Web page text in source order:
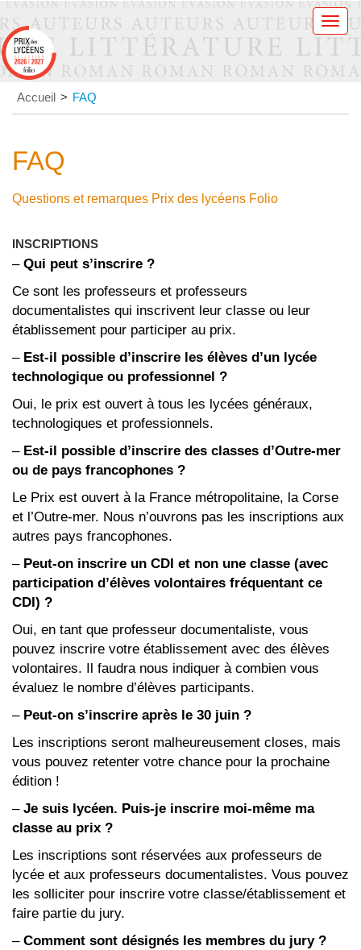
Accueil > FAQ
FAQ
Questions et remarques Prix des lycéens Folio
INSCRIPTIONS
– Qui peut s’inscrire ?
Ce sont les professeurs et professeurs
documentalistes qui inscrivent leur classe ou leur
établissement pour participer au prix.
– Est-il possible d’inscrire les élèves d’un lycée
technologique ou professionnel ?
Oui, le prix est ouvert à tous les lycées généraux,
technologiques et professionnels.
– Est-il possible d’inscrire des classes d’Outre-mer
ou de pays francophones ?
Le Prix est ouvert à la France métropolitaine, la Corse
et l’Outre-mer. Nous n’ouvrons pas les inscriptions aux
autres pays francophones.
– Peut-on inscrire un CDI et non une classe (avec
participation d’élèves volontaires fréquentant ce
CDI) ?
Oui, en tant que professeur documentaliste, vous
pouvez inscrire votre établissement avec des élèves
volontaires. Il faudra nous indiquer à combien vous
évaluez le nombre d’élèves participants.
–Peut-on s’inscrire après le 30 juin ?
Les inscriptions seront malheureusement closes, mais
vous pouvez retenter votre chance pour la prochaine
édition !
– Je suis lycéen. Puis-je inscrire moi-même ma
classe au prix ?
Les inscriptions sont réservées aux professeurs de
lycée et aux professeurs documentalistes. Vous pouvez
les solliciter pour inscrire votre classe/établissement et
faire partie du jury.
– Comment sont désignés les membres du jury ?